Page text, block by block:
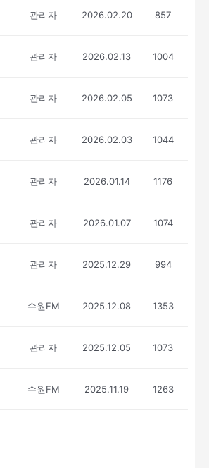
관리자 2026.02.20 857
관리자 2026.02.13 1004
관리자 2026.02.05 1073
관리자 2026.02.03 1044
관리자 2026.01.14 1176
관리자 2026.01.07 1074
관리자 2025.12.29 994
수원FM 2025.12.08 1353
관리자 2025.12.05 1073
수원FM 2025.11.19 1263